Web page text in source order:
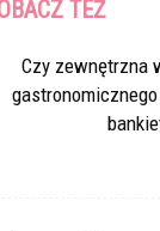
TEŻ
Czy zewnętrzna